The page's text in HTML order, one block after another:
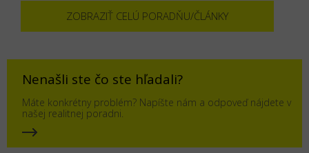
ZOBRAZIŤ CELÚ PORADŇU/ČLÁNKY
Nenašli ste čo ste hľadali?
Máte konkrétny problém? Napíšte nám a odpoveď nájdete v
našej realitnej poradni.